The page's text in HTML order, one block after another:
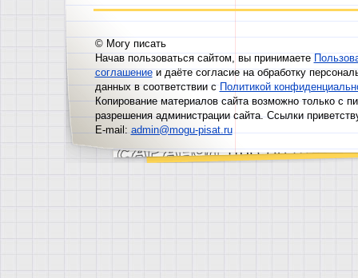
© Могу писать
Начав пользоваться сайтом, вы принимаете
соглашениеи даёте согласие на обработку
данных в соответствии сПолитикой
Копирование материалов сайта возможно только с
разрешения администрации сайта. Ссылки
E-mail:admin@mogu-pisat.ru